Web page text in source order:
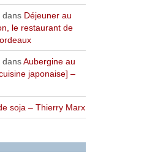
dans Déjeuner au
le restaurant de
dansAubergine au
japonaise] –
soja – Thierry Marx